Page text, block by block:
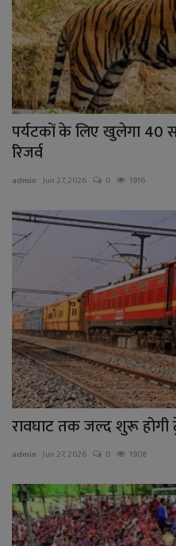
पर्यटकों के लिए खुलेगा 40
रिजर्व
admin Jun 27, 2026 0 1916
रावघाट तक जल्द शुरू होगी
admin Jun 27, 2026 0 1908